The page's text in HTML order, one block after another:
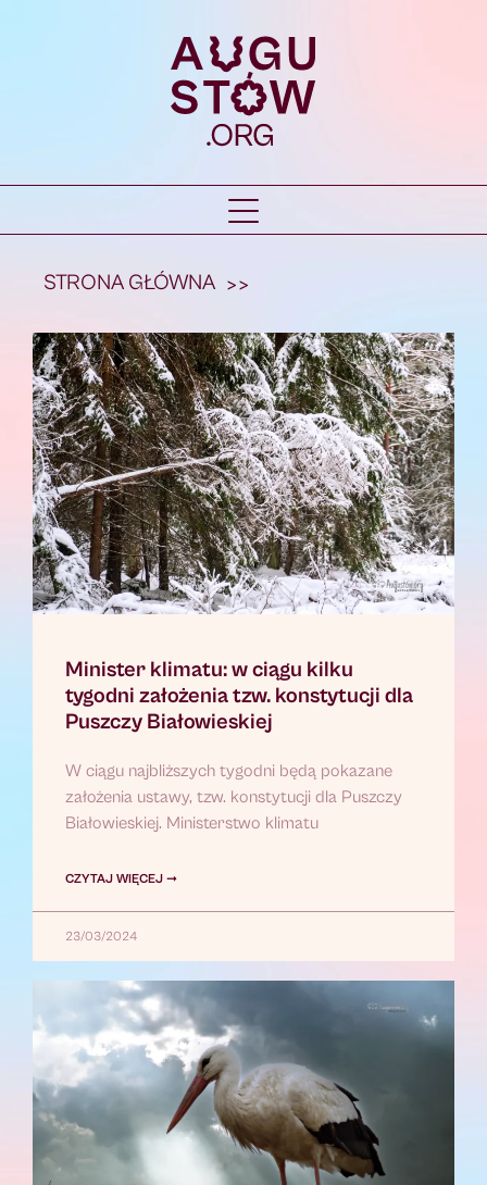
STRONA GŁÓWNA >>
Minister klimatu: w ciągu kilku
tygodni założenia tzw. konstytucji dla
Puszczy Białowieskiej
W ciągu najbliższych tygodni będą pokazane
założenia ustawy, tzw. konstytucji dla Puszczy
Białowieskiej. Ministerstwo klimatu
CZYTAJ WIĘCEJ ➞
23/03/2024